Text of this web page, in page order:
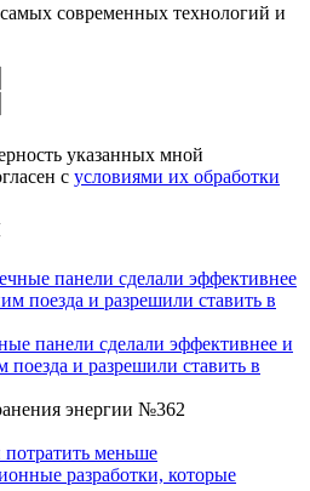
современных технологий и
указанных мной
с условиями их обработки
панели сделали эффективнее и
поезда и разрешили ставить в
энергии №362